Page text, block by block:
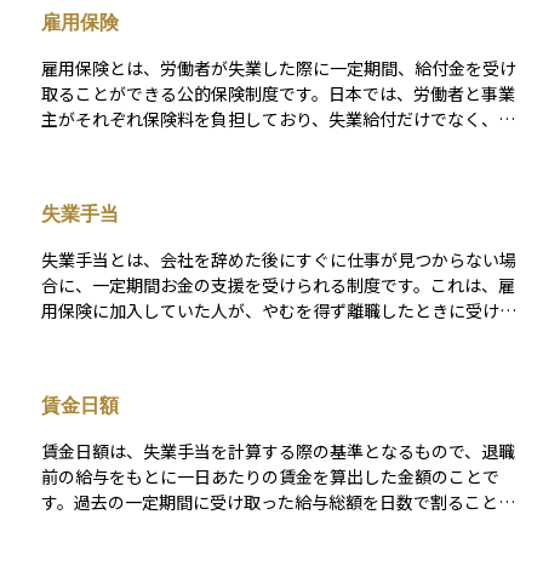
雇用保険
雇用保険とは、労働者が失業した際に一定期間、給付金を受け
取ることができる公的保険制度です。日本では、労働者と事業
主がそれぞれ保険料を負担しており、失業給付だけでなく、教
係にあります。雇用の安定を図るとともに、労働市場のセーフ
ティネットとして重要な位置を占めています。
失業手当
失業手当とは、会社を辞めた後にすぐに仕事が見つからない場
合に、一定期間お金の支援を受けられる制度です。これは、雇
用保険に加入していた人が、やむを得ず離職したときに受け取
真剣に行っていることが支給の条件にもなっています。資産運
用においては、失業というリスクを考慮して、万が一に備えて
生活費を確保しておくことの大切さを考える上で関係してくる
概念です。
賃金日額
賃金日額は、失業手当を計算する際の基準となるもので、退職
前の給与をもとに一日あたりの賃金を算出した金額のことで
す。過去の一定期間に受け取った給与総額を日数で割ることで